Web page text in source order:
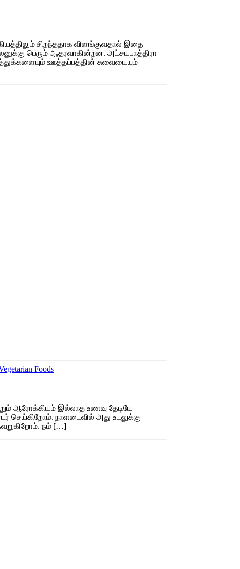
சிறந்ததாக விளங்குவதால் இதை
பெரும் ஆதரவாகின்றன. அட்சயபாத்திரா
ஊத்தப்பத்தின் சுவையையும்
Foods
ஆரோக்கியம் இல்லாத உணவு தேடியே
செய்கிறோம். நாளடைவில் அது உடலுக்கு
நம் […]